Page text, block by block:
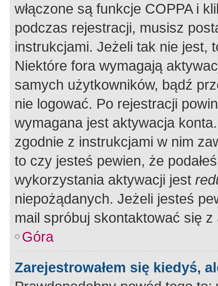
włączone są funkcje COPPA i
podczas rejestracji, musisz
instrukcjami. Jeżeli tak nie jest,
Niektóre fora wymagają
samych użytkowników, bądź
nie logować. Po rejestracji
wymagana jest aktywacja
zgodnie z instrukcjami w nim
to czy jesteś pewien, że
wykorzystania aktywacji jest
niepożądanych. Jeżeli jesteś
mail spróbuj skontaktować się
Góra
Zarejestrowałem się kiedyś,